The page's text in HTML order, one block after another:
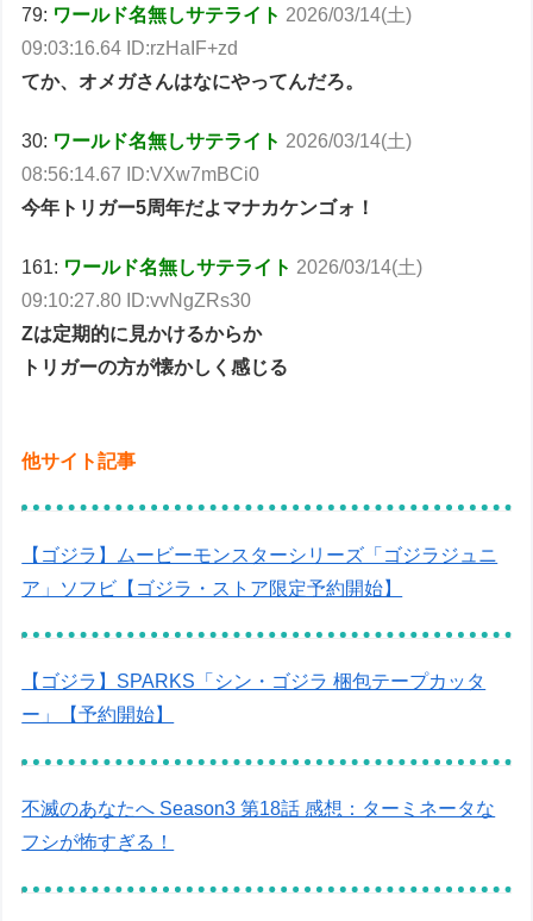
79: ワールド名無しサテライト 2026/03/14(土)
09:03:16.64 ID:rzHaIF+zd
てか、オメガさんはなにやってんだろ。
30: ワールド名無しサテライト 2026/03/14(土)
08:56:14.67 ID:VXw7mBCi0
今年トリガー5周年だよマナカケンゴォ！
161: ワールド名無しサテライト 2026/03/14(土)
09:10:27.80 ID:vvNgZRs30
Zは定期的に見かけるからか
トリガーの方が懐かしく感じる
他サイト記事
【ゴジラ】ムービーモンスターシリーズ「ゴジラジュニ
ア」ソフビ【ゴジラ・ストア限定予約開始】
【ゴジラ】SPARKS「シン・ゴジラ 梱包テープカッタ
ー」【予約開始】
不滅のあなたへ Season3 第18話 感想：ターミネータな
フシが怖すぎる！